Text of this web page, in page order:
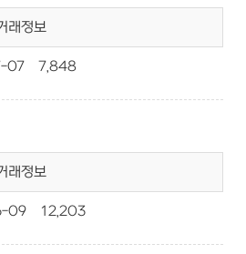
래정보
07 7,848
래정보
09 12,203